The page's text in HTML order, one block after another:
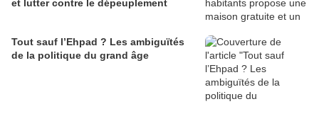
et lutter contre le dépeuplement
Tout sauf l’Ehpad ? Les ambiguïtés
de la politique du grand âge